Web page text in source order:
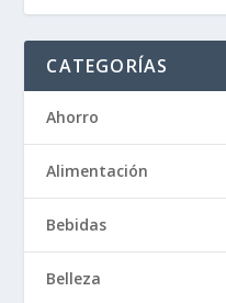
CATEGORÍAS
Ahorro
Alimentación
Bebidas
Belleza